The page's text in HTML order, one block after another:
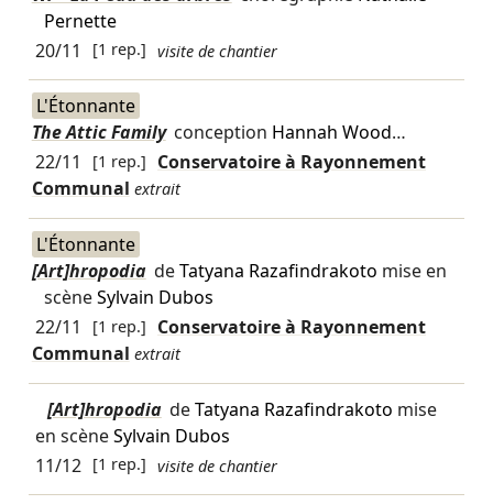
Pernette
20/11
[1 rep.] visite de chantier
L'Étonnante
The Attic Family conception Hannah Wood…
22/11
[1 rep.]
Conservatoire à Rayonnement
Communal extrait
L'Étonnante
[Art]hropodia deTatyana Razafindrakoto mise en
scèneSylvain Dubos
22/11
[1 rep.]
Conservatoire à Rayonnement
Communal extrait
[Art]hropodia deTatyana Razafindrakoto mise
en scèneSylvain Dubos
11/12 [1 rep.] visite de chantier